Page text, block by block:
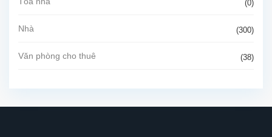
(0)
Nhà (300)
Văn phòng cho thuê (38)